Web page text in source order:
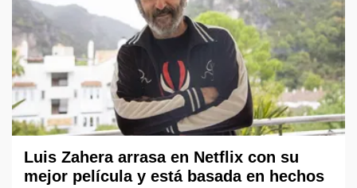
Luis Zahera arrasa en Netflix con su
mejor película y está basada en hechos